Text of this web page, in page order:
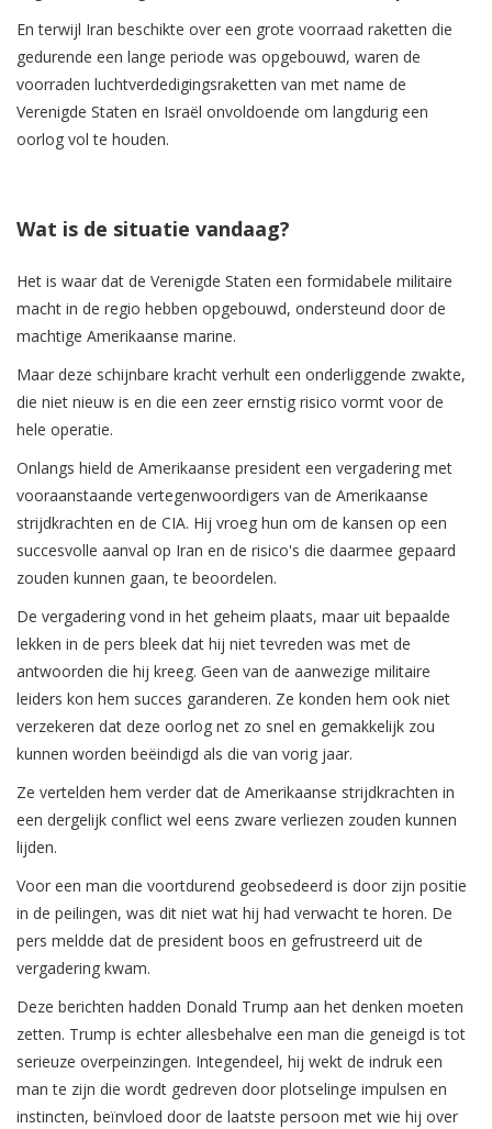
En terwijl Iran beschikte over een grote voorraad raketten die
gedurende een lange periode was opgebouwd, waren de
voorraden luchtverdedigingsraketten van met name de
Verenigde Staten en Israël onvoldoende om langdurig een
oorlog vol te houden.
Wat is de situatie vandaag?
Het is waar dat de Verenigde Staten een formidabele militaire
macht in de regio hebben opgebouwd, ondersteund door de
machtige Amerikaanse marine.
Maar deze schijnbare kracht verhult een onderliggende zwakte,
die niet nieuw is en die een zeer ernstig risico vormt voor de
hele operatie.
Onlangs hield de Amerikaanse president een vergadering met
vooraanstaande vertegenwoordigers van de Amerikaanse
strijdkrachten en de CIA. Hij vroeg hun om de kansen op een
succesvolle aanval op Iran en de risico's die daarmee gepaard
zouden kunnen gaan, te beoordelen.
De vergadering vond in het geheim plaats, maar uit bepaalde
lekken in de pers bleek dat hij niet tevreden was met de
antwoorden die hij kreeg. Geen van de aanwezige militaire
leiders kon hem succes garanderen. Ze konden hem ook niet
verzekeren dat deze oorlog net zo snel en gemakkelijk zou
kunnen worden beëindigd als die van vorig jaar.
Ze vertelden hem verder dat de Amerikaanse strijdkrachten in
een dergelijk conflict wel eens zware verliezen zouden kunnen
lijden.
Voor een man die voortdurend geobsedeerd is door zijn positie
in de peilingen, was dit niet wat hij had verwacht te horen. De
pers meldde dat de president boos en gefrustreerd uit de
vergadering kwam.
Deze berichten hadden Donald Trump aan het denken moeten
zetten. Trump is echter allesbehalve een man die geneigd is tot
serieuze overpeinzingen. Integendeel, hij wekt de indruk een
man te zijn die wordt gedreven door plotselinge impulsen en
instincten, beïnvloed door de laatste persoon met wie hij over